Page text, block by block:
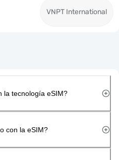
VNPT International
la tecnología eSIM?
con la eSIM?